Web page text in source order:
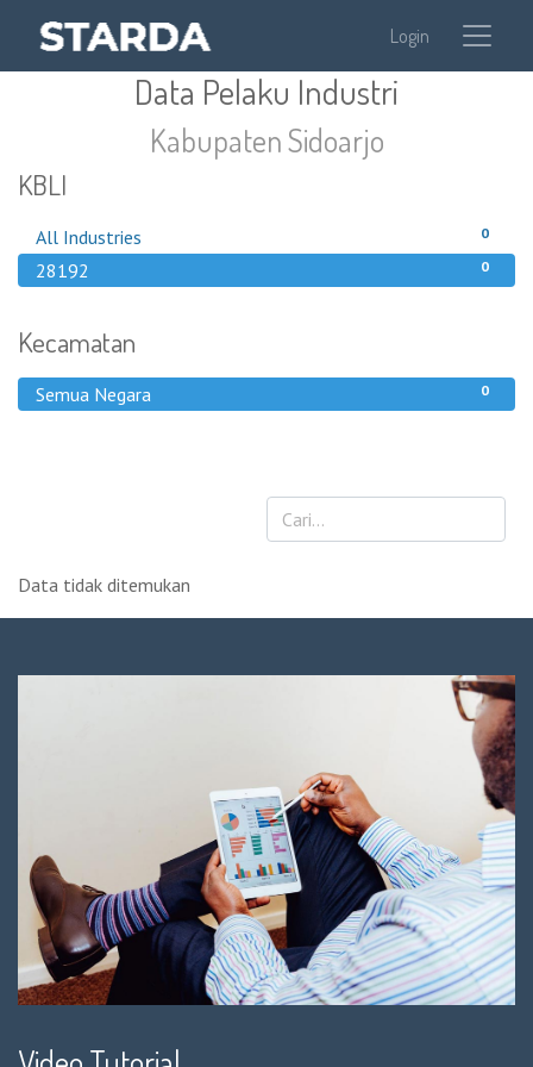
Login
Data Pelaku Industri
Kabupaten Sidoarjo
KBLI
0
All Industries
0
28192
Kecamatan
0
Semua Negara
Data tidak ditemukan